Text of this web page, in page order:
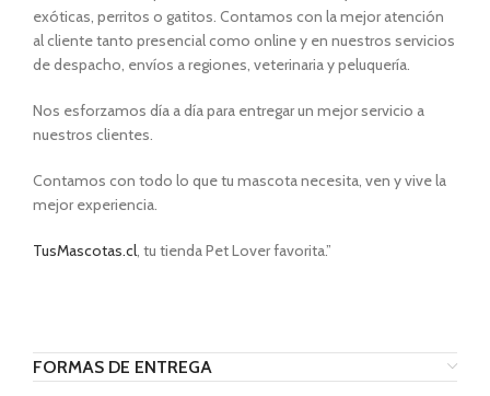
exóticas, perritos o gatitos. Contamos con la mejor atención
al cliente tanto presencial como online y en nuestros servicios
de despacho, envíos a regiones, veterinaria y peluquería.
Nos esforzamos día a día para entregar un mejor servicio a
nuestros clientes.
Contamos con todo lo que tu mascota necesita, ven y vive la
mejor experiencia.
TusMascotas.cl, tu tienda Pet Lover favorita.”
FORMAS DE ENTREGA